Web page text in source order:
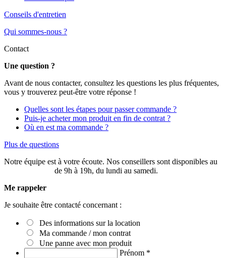
Conseils d'entretien
Qui sommes-nous ?
Contact
Une question ?
Avant de nous contacter, consultez les questions les plus fréquentes,
vous y trouverez peut-être votre réponse !
Quelles sont les étapes pour passer commande ?
Puis-je acheter mon produit en fin de contrat ?
Où en est ma commande ?
Plus de questions
Notre équipe est à votre écoute. Nos conseillers sont disponibles au
de 9h à 19h, du lundi au samedi.
Me rappeler
Je souhaite être contacté concernant :
Des informations sur la location
Ma commande / mon contrat
Une panne avec mon produit
Prénom *